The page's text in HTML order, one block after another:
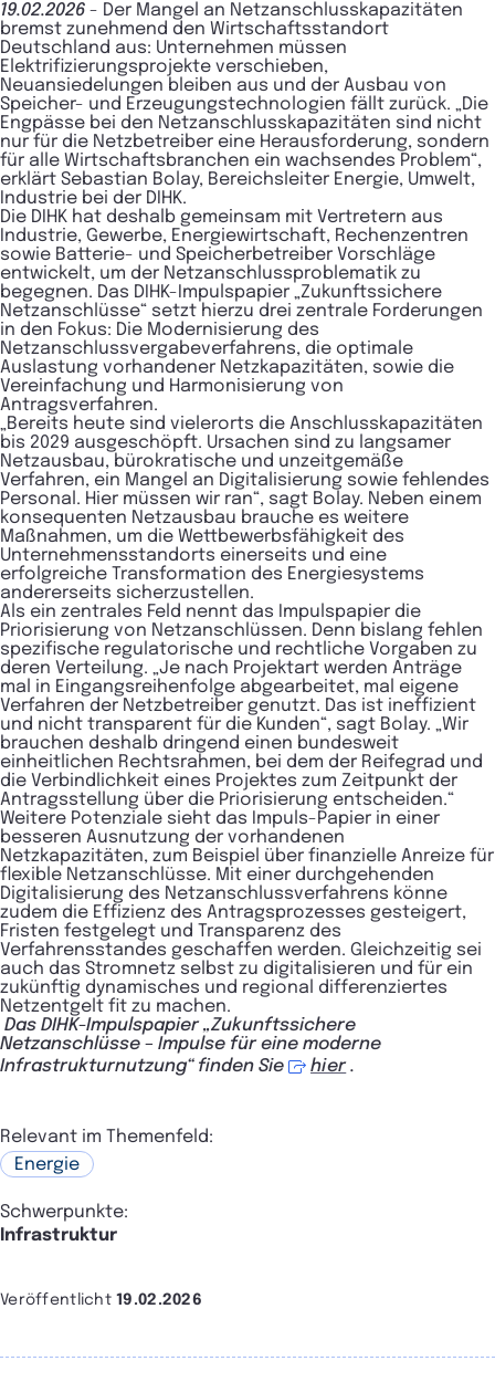
19.02.2026 - Der Mangel an Netzanschlusskapazitäten
bremst zunehmend den Wirtschaftsstandort
Deutschland aus: Unternehmen müssen
Elektrifizierungsprojekte verschieben,
Neuansiedelungen bleiben aus und der Ausbau von
Speicher- und Erzeugungstechnologien fällt zurück. „Die
Engpässe bei den Netzanschlusskapazitäten sind nicht
nur für die Netzbetreiber eine Herausforderung, sondern
für alle Wirtschaftsbranchen ein wachsendes Problem“,
erklärt Sebastian Bolay, Bereichsleiter Energie, Umwelt,
Industrie bei der DIHK.
Die DIHK hat deshalb gemeinsam mit Vertretern aus
Industrie, Gewerbe, Energiewirtschaft, Rechenzentren
sowie Batterie- und Speicherbetreiber Vorschläge
entwickelt, um der Netzanschlussproblematik zu
begegnen. Das DIHK-Impulspapier „Zukunftssichere
Netzanschlüsse“ setzt hierzu drei zentrale Forderungen
in den Fokus: Die Modernisierung des
Netzanschlussvergabeverfahrens, die optimale
Auslastung vorhandener Netzkapazitäten, sowie die
Vereinfachung und Harmonisierung von
Antragsverfahren.
„Bereits heute sind vielerorts die Anschlusskapazitäten
bis 2029 ausgeschöpft. Ursachen sind zu langsamer
Netzausbau, bürokratische und unzeitgemäße
Verfahren, ein Mangel an Digitalisierung sowie fehlendes
Personal. Hier müssen wir ran“, sagt Bolay. Neben einem
konsequenten Netzausbau brauche es weitere
Maßnahmen, um die Wettbewerbsfähigkeit des
Unternehmensstandorts einerseits und eine
erfolgreiche Transformation des Energiesystems
andererseits sicherzustellen.
Als ein zentrales Feld nennt das Impulspapier die
Priorisierung von Netzanschlüssen. Denn bislang fehlen
spezifische regulatorische und rechtliche Vorgaben zu
deren Verteilung. „Je nach Projektart werden Anträge
mal in Eingangsreihenfolge abgearbeitet, mal eigene
Verfahren der Netzbetreiber genutzt. Das ist ineffizient
und nicht transparent für die Kunden“, sagt Bolay. „Wir
brauchen deshalb dringend einen bundesweit
einheitlichen Rechtsrahmen, bei dem der Reifegrad und
die Verbindlichkeit eines Projektes zum Zeitpunkt der
Antragsstellung über die Priorisierung entscheiden.“
Weitere Potenziale sieht das Impuls-Papier in einer
besseren Ausnutzung der vorhandenen
Netzkapazitäten, zum Beispiel über finanzielle Anreize für
flexible Netzanschlüsse. Mit einer durchgehenden
Digitalisierung des Netzanschlussverfahrens könne
zudem die Effizienz des Antragsprozesses gesteigert,
Fristen festgelegt und Transparenz des
Verfahrensstandes geschaffen werden. Gleichzeitig sei
auch das Stromnetz selbst zu digitalisieren und für ein
zukünftig dynamisches und regional differenziertes
Netzentgelt fit zu machen.
Das DIHK-Impulspapier „Zukunftssichere
Netzanschlüsse – Impulse für eine moderne
Infrastrukturnutzung“ finden Sie
hier .
Relevant im Themenfeld:
Energie
Schwerpunkte:
Infrastruktur
Veröffentlicht19.02.2026